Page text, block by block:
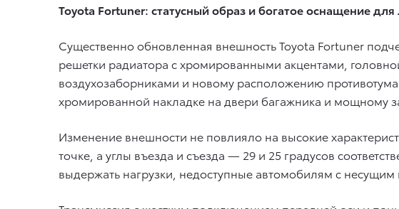
Toyota Fortuner: статусный образ и богатое оснащение
Существенно обновленная внешность Toyota Fortuner
решетки радиатора с хромированными акцентами,
воздухозаборниками и новому расположению
хромированной накладке на двери багажника и мощному
Изменение внешности не повлияло на высокие
точке, а углы въезда и съезда — 29 и 25 градусов
выдержать нагрузки, недоступные автомобилям с несущим